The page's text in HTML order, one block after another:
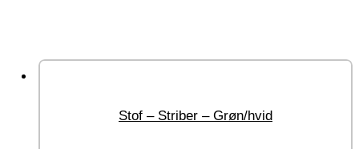
Stof – Striber – Grøn/hvid